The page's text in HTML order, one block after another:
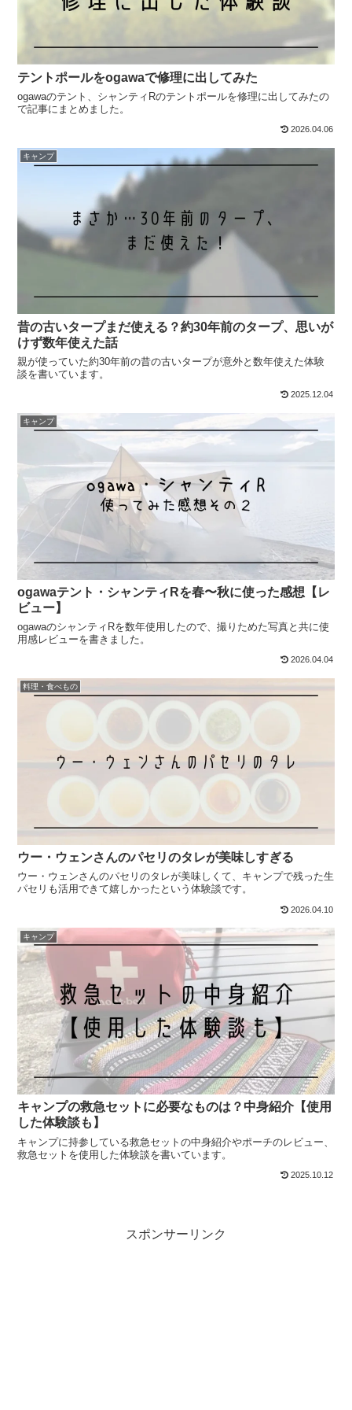
テントポールをogawaで修理に出してみた
ogawaのテント、シャンティRのテントポールを修理に出してみたの
で記事にまとめました。
2026.04.06
キャンプ
昔の古いタープまだ使える？約30年前のタープ、思いが
けず数年使えた話
親が使っていた約30年前の昔の古いタープが意外と数年使えた体験
談を書いています。
2025.12.04
キャンプ
ogawaテント・シャンティRを春〜秋に使った感想【レ
ビュー】
ogawaのシャンティRを数年使用したので、撮りためた写真と共に使
用感レビューを書きました。
2026.04.04
料理・食べもの
ウー・ウェンさんのパセリのタレが美味しすぎる
ウー・ウェンさんのパセリのタレが美味しくて、キャンプで残った生
パセリも活用できて嬉しかったという体験談です。
2026.04.10
キャンプ
キャンプの救急セットに必要なものは？中身紹介【使用
した体験談も】
キャンプに持参している救急セットの中身紹介やポーチのレビュー、
救急セットを使用した体験談を書いています。
2025.10.12
スポンサーリンク